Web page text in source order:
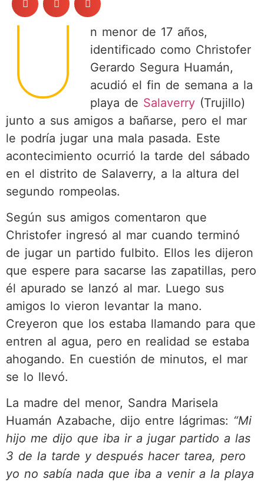
U
n menor de 17 años,
identificado como Christofer
Gerardo Segura Huamán,
acudió el fin de semana a la
playa de Salaverry(Trujillo)
junto a sus amigos a bañarse, pero el mar
le podría jugar una mala pasada. Este
acontecimiento ocurrió la tarde del sábado
en el distrito de Salaverry, a la altura del
segundo rompeolas.
Según sus amigos comentaron que
Christofer ingresó al mar cuando terminó
de jugar un partido fulbito. Ellos les dijeron
que espere para sacarse las zapatillas, pero
él apurado se lanzó al mar. Luego sus
amigos lo vieron levantar la mano.
Creyeron que los estaba llamando para que
entren al agua, pero en realidad se estaba
ahogando. En cuestión de minutos, el mar
se lo llevó.
La madre del menor, Sandra Marisela
Huamán Azabache, dijo entre lágrimas: “Mi
hijo me dijo que iba ir a jugar partido a las
3 de la tarde y después hacer tarea, pero
yo no sabía nada que iba a venir a la playa